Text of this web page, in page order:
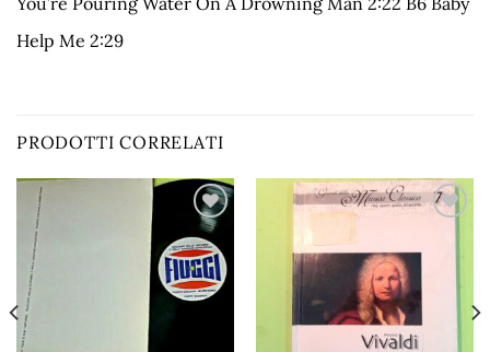
Help Me 2:29
PRODOTTI CORRELATI
Aggiungi
alla lista
dei
desideri
alla lista